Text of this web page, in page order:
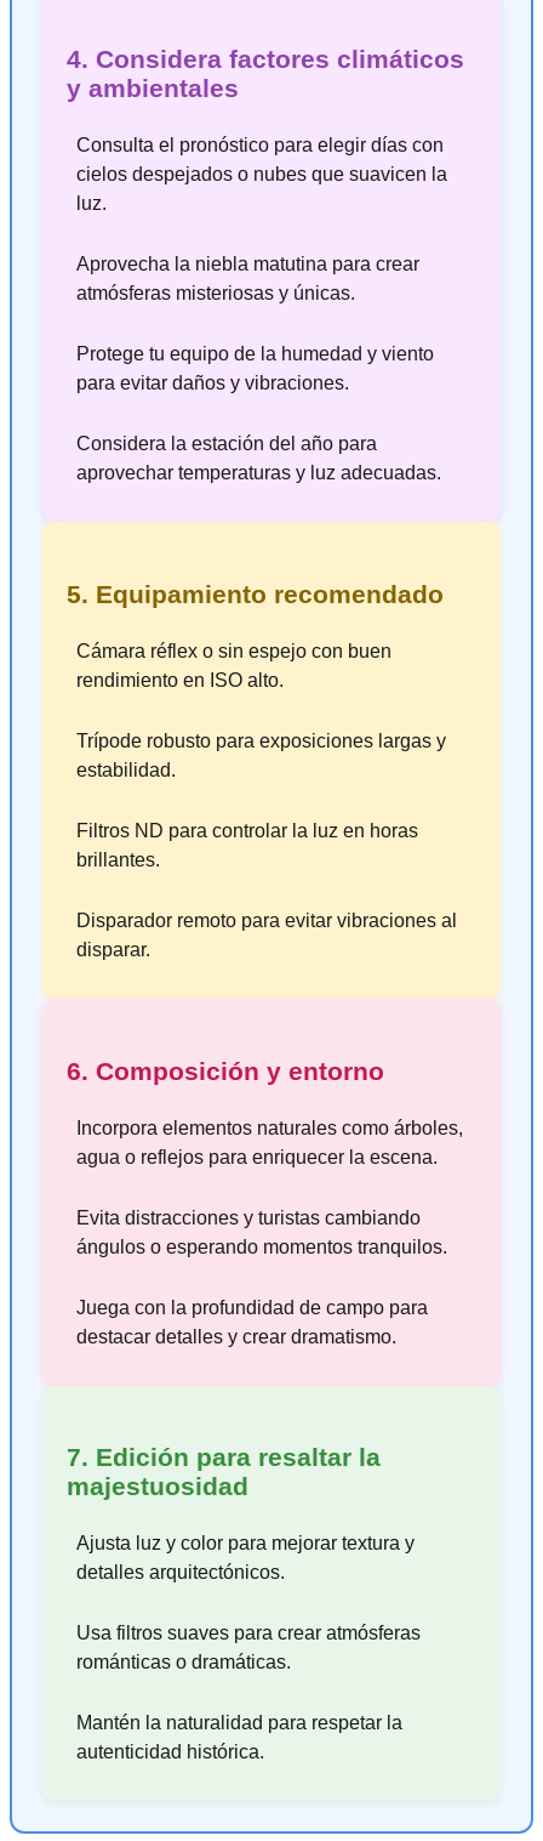
4. Considera factores climáticos
y ambientales
Consulta el pronóstico para elegir días con
cielos despejados o nubes que suavicen la
luz.
Aprovecha la niebla matutina para crear
atmósferas misteriosas y únicas.
Protege tu equipo de la humedad y viento
para evitar daños y vibraciones.
Considera la estación del año para
aprovechar temperaturas y luz adecuadas.
5. Equipamiento recomendado
Cámara réflex o sin espejo con buen
rendimiento en ISO alto.
Trípode robusto para exposiciones largas y
estabilidad.
Filtros ND para controlar la luz en horas
brillantes.
Disparador remoto para evitar vibraciones al
disparar.
6. Composición y entorno
Incorpora elementos naturales como árboles,
agua o reflejos para enriquecer la escena.
Evita distracciones y turistas cambiando
ángulos o esperando momentos tranquilos.
Juega con la profundidad de campo para
destacar detalles y crear dramatismo.
7. Edición para resaltar la
majestuosidad
Ajusta luz y color para mejorar textura y
detalles arquitectónicos.
Usa filtros suaves para crear atmósferas
románticas o dramáticas.
Mantén la naturalidad para respetar la
autenticidad histórica.